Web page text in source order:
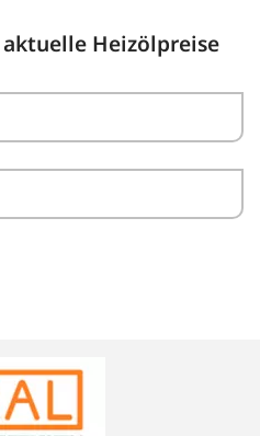
Heizölpreise